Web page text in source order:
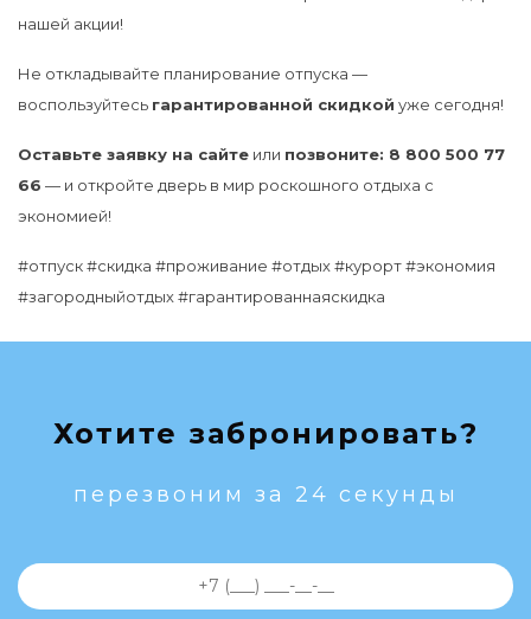
нашей акции!
Не откладывайте планирование отпуска —
воспользуйтесь гарантированной скидкой уже сегодня!
Оставьте заявку на сайте или позвоните: 8 800 500 77
66 — и откройте дверь в мир роскошного отдыха с
экономией!
#отпуск #скидка #проживание #отдых #курорт #экономия
#загородныйотдых #гарантированнаяскидка
Хотите забронировать?
перезвоним за 24 секунды